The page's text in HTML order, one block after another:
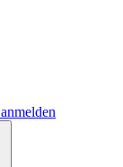
anmelden